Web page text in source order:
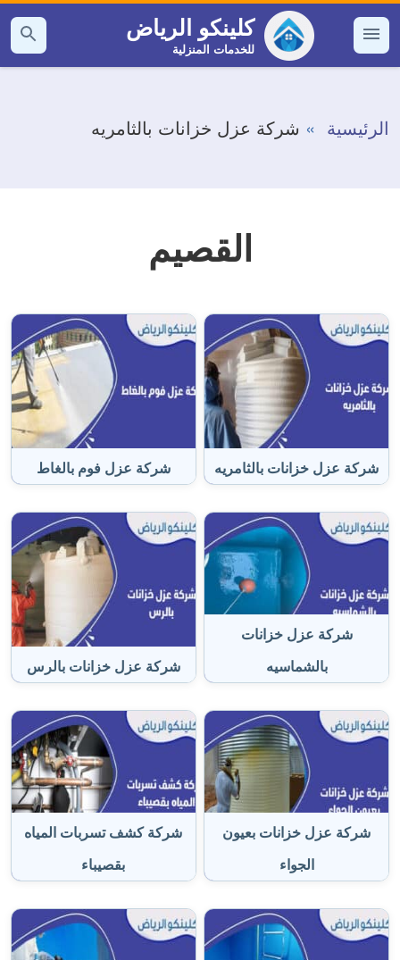
التجاوز
إلى القائمة
كلينكو الرياض
للخدمات المنزلية
بحث
عن
الرئيسية شركة عزل خزانات بالثامريه
القصيم
شركة عزل خزانات بالثامريه شركة عزل فوم بالغاط
شركة عزل خزانات
بالشماسيه
شركة عزل خزانات بالرس
شركة عزل خزانات بعيون
الجواء
شركة كشف تسربات المياه
بقصيباء